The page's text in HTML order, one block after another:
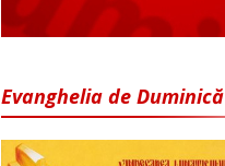
Evanghelia de Duminică